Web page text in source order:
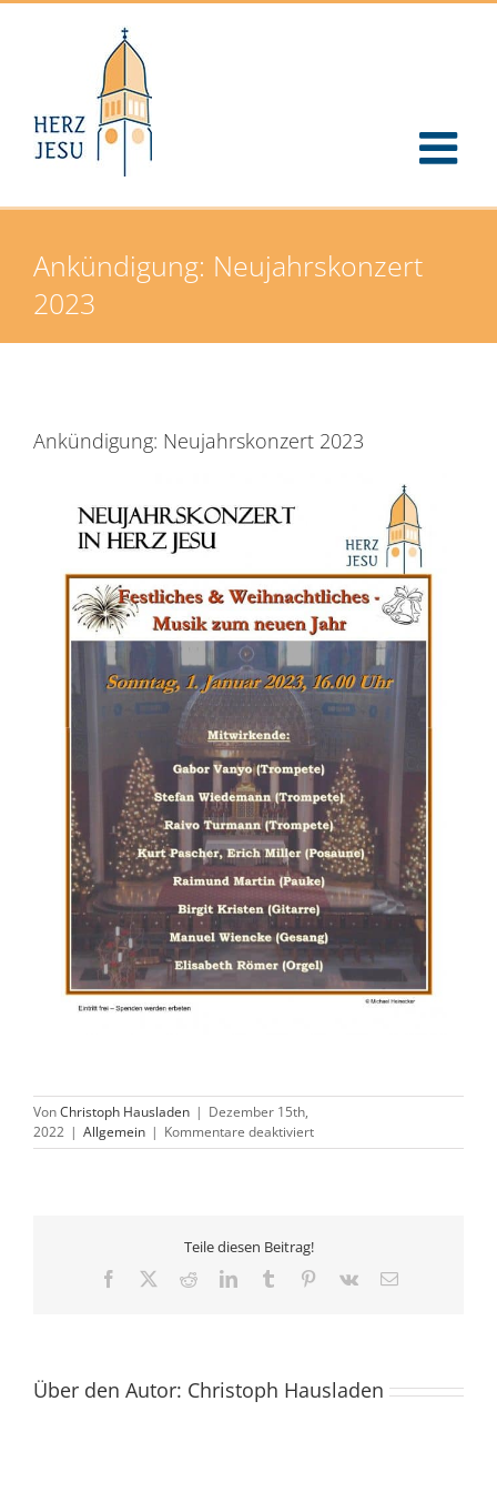
Zum
Ankündigung: Neujahrskonzert
2023
Ankündigung: Neujahrskonzert 2023
VonChristoph Hausladen | Dezember 15th,
2022 | Allgemein | Kommentare deaktiviertfür
Ankündigung:
Teile diesen Beitrag!
Facebook RedditLinkedInTumblr Pinterest
Vk
E-
Über den Autor: Christoph Hausladen